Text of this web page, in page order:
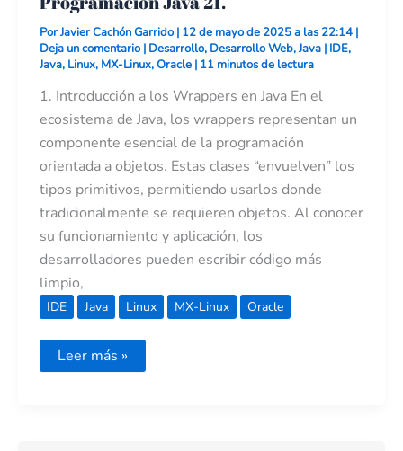
PorJavier Cachón Garrido| 12 de mayo de 2025 a las 22:14 |
Deja un comentario | Desarrollo, Desarrollo Web,Java | IDE,
Java, Linux, MX-Linux,Oracle | 11 minutos de lectura
1. Introducción a los Wrappers en Java En el
ecosistema de Java, los wrappers representan un
componente esencial de la programación
orientada a objetos. Estas clases “envuelven” los
tipos primitivos, permitiendo usarlos donde
tradicionalmente se requieren objetos. Al conocer
su funcionamiento y aplicación, los
desarrolladores pueden escribir código más
limpio,
IDE Java Linux MX-Linux Oracle
Leer más »